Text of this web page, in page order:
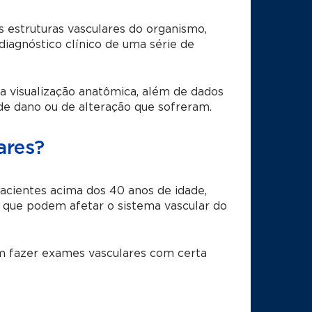
vasculares do organismo,
clínico de uma série de
visualização anatômica, além de dados
dano ou de alteração que sofreram.
acima dos 40 anos de idade,
podem afetar o sistema vascular do
fazer exames vasculares com certa